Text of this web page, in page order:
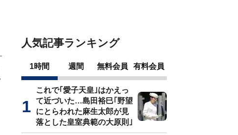
人気記事ランキング
1時間 週間 無料会員 有料会員
これで｢愛子天皇｣はかえっ
て近づいた…島田裕巳｢野望
にとらわれた麻生太郎が見
落とした皇室典範の大原則｣